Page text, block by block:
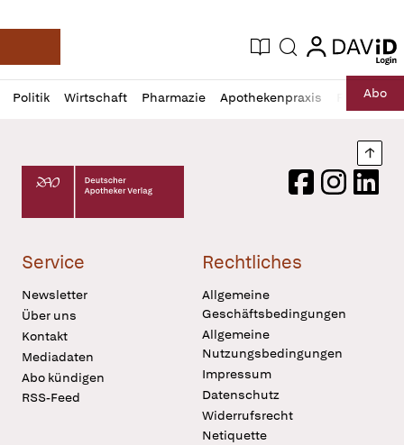
Deutsche Apotheker Zeitung
Aktuelle Ausgabe
Suche login
login
Politik Wirtschaft Pharmazie Apothekenpraxis RechtAbo
Profil
öffnen
Daz
Pur
Deutscher Apotheker Verlag Logo
FacebookInstagram
Service
Newsletter
Über uns
Kontakt
Mediadaten
Abo kündigen
RSS-Feed
Rechtliches
Allgemeine
Geschäftsbedingungen
Allgemeine
Nutzungsbedingungen
Impressum
Datenschutz
Widerrufsrecht
Netiquette